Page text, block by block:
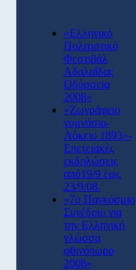
«Ελληνικό
Πολιτιστικό
Φεστιβάλ
Αδαλαΐδας
Οδύσσεια
2008»
«Ζωγράφειο
γυμνάσιο-
Λύκειο 1893»-
Επετειακές
εκδηλώσεις
από19/9 έως
23/9/08.
«7o Παγκόσμιο
Συνέδριο για
την Ελληνική
γλώσσα
φθινόπωρο
2008»